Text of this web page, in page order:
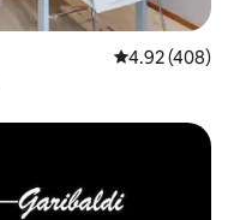
レビュー408
4.92 (408)